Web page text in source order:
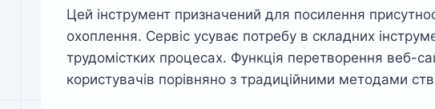
Цей інструмент призначений для посилення
охоплення. Сервіс усуває потребу в складних
трудомістких процесах. Функція перетворення веб-
користувачів порівняно з традиційними методами